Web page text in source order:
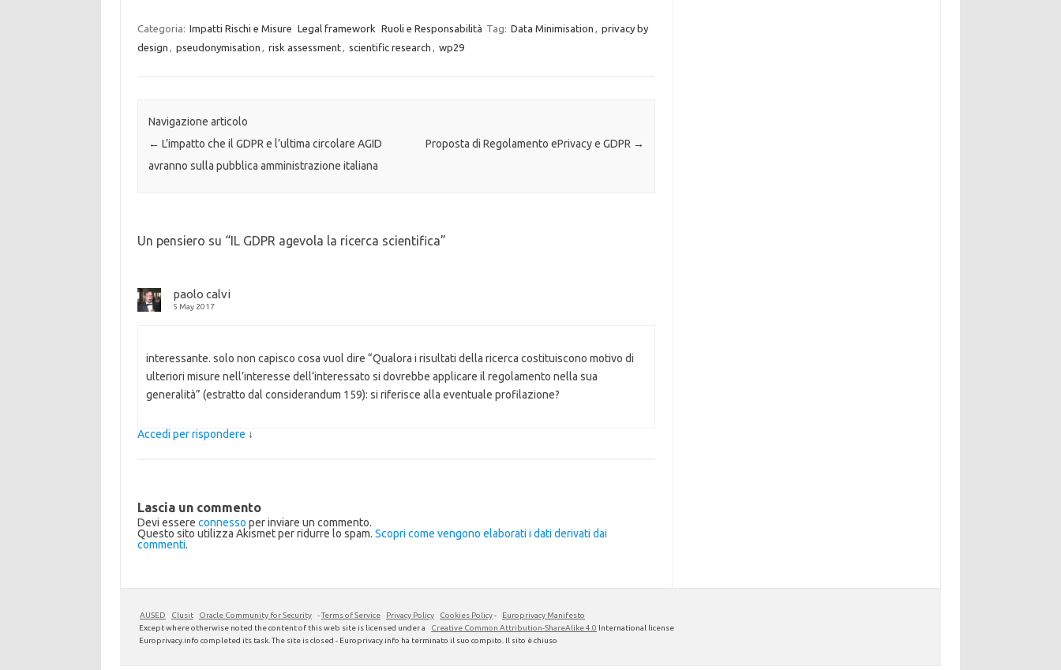
Categoria: Impatti Rischi e Misure Legal framework Ruoli e Responsabilità Tag: Data Minimisation , privacy by
design , pseudonymisation , risk assessment, scientific research , wp29
Navigazione articolo
← L’impatto che il GDPR e l’ultima circolare AGID
avranno sulla pubblica amministrazione italiana
Proposta di Regolamento ePrivacy e GDPR →
Un pensiero su “IL GDPR agevola la ricerca scientifica”
paolo calvi
5 May 2017
interessante. solo non capisco cosa vuol dire “Qualora i risultati della ricerca costituiscono motivo di
ulteriori misure nell’interesse dell’interessato si dovrebbe applicare il regolamento nella sua
generalità” (estratto dal considerandum 159): si riferisce alla eventuale profilazione?
Accedi per rispondere ↓
Lascia un commento
Devi essere connesso per inviare un commento.
Questo sito utilizza Akismet per ridurre lo spam. Scopri come vengono elaborati i dati derivati dai
commenti.
AUSED Clusit Oracle Community for Security -Terms of Service Privacy Policy Cookies Policy-
Europrivacy Manifesto
Except where otherwise noted the content of this web site is licensed under a
Creative Common Attribution-ShareAlike 4.0 International license
Europrivacy.info completed its task. The site is closed - Europrivacy.info ha terminato il suo compito. Il sito è chiuso